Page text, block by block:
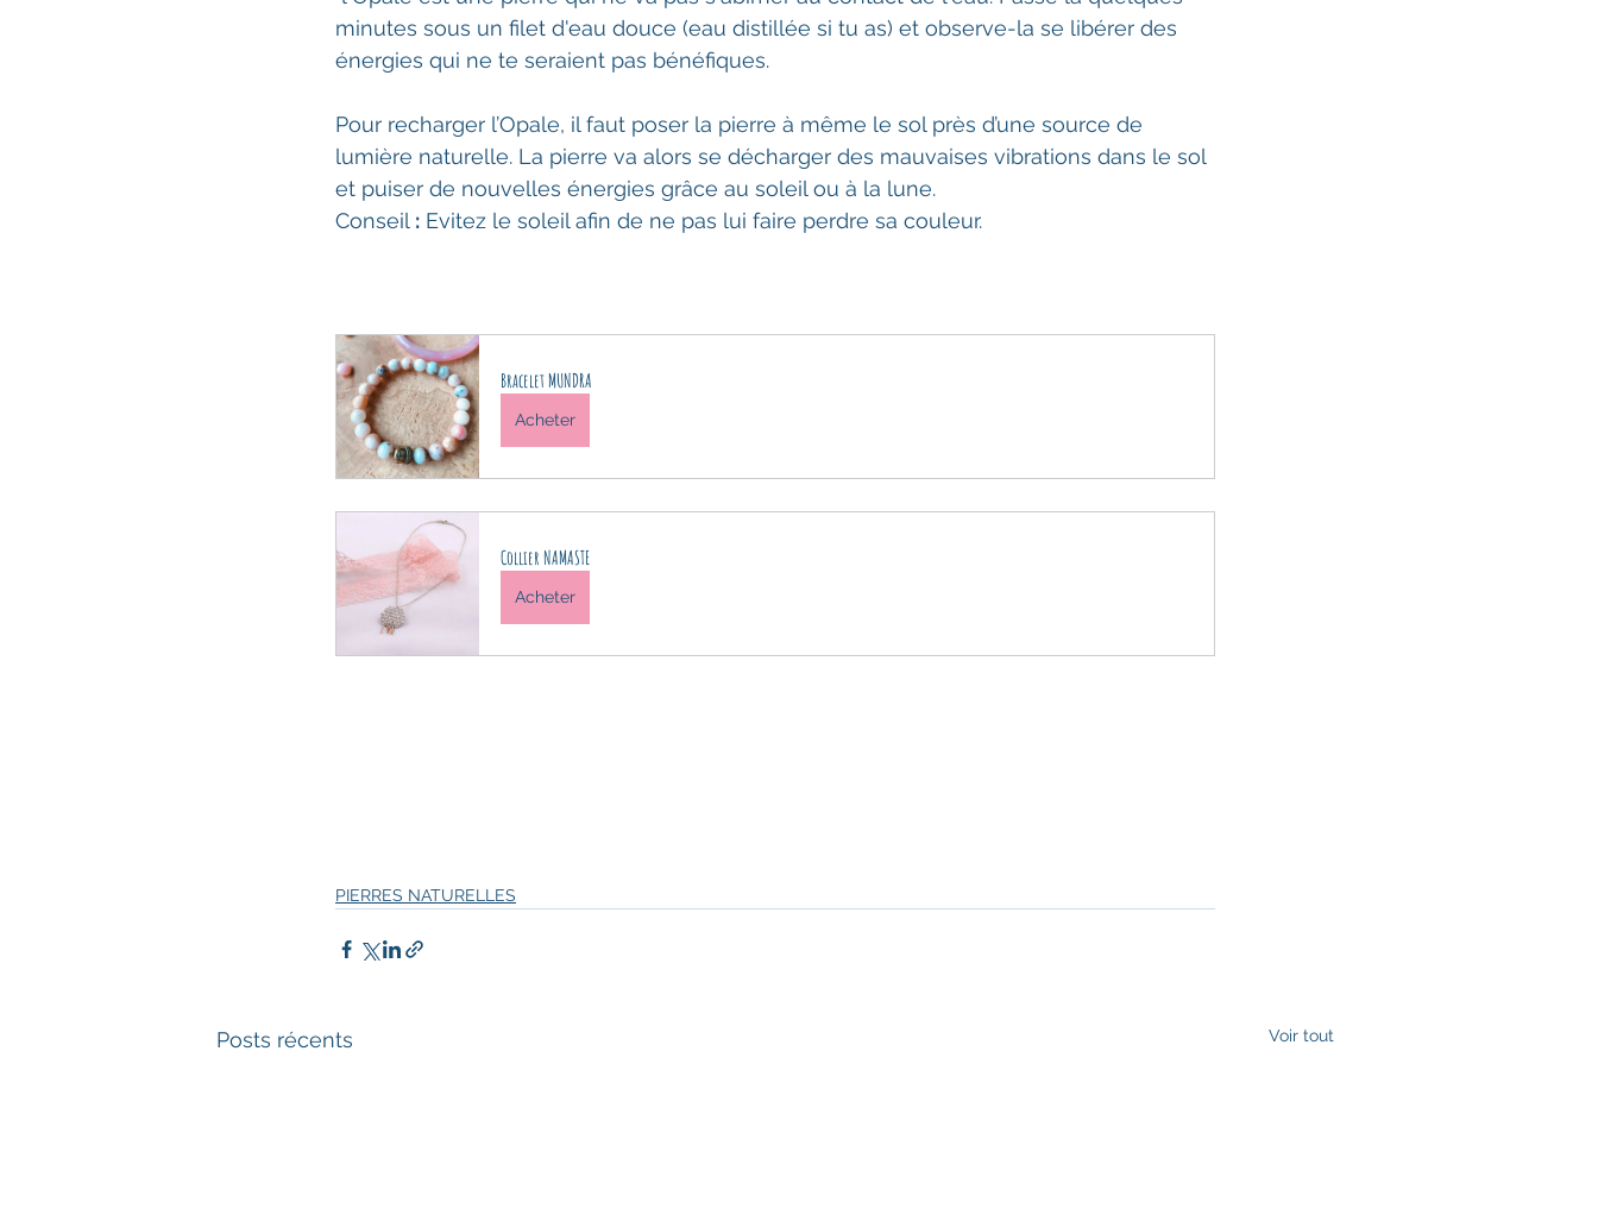
minutes sous un filet d'eau douce (eau distillée si tu as) et observe-la se libérer des
énergies qui ne te seraient pas bénéfiques.
Pour recharger l’Opale, il faut poser la pierre à même le sol près d’une source de
lumière naturelle. La pierre va alors se décharger des mauvaises vibrations dans le sol
et puiser de nouvelles énergies grâce au soleil ou à la lune.
Conseil : Evitez le soleil afin de ne pas lui faire perdre sa couleur.
Bracelet MUNDRA
Acheter
Collier NAMASTE
Acheter
PIERRES NATURELLES
Posts récents Voir tout